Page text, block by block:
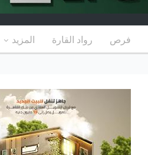
فرص رواد القارة المزيد